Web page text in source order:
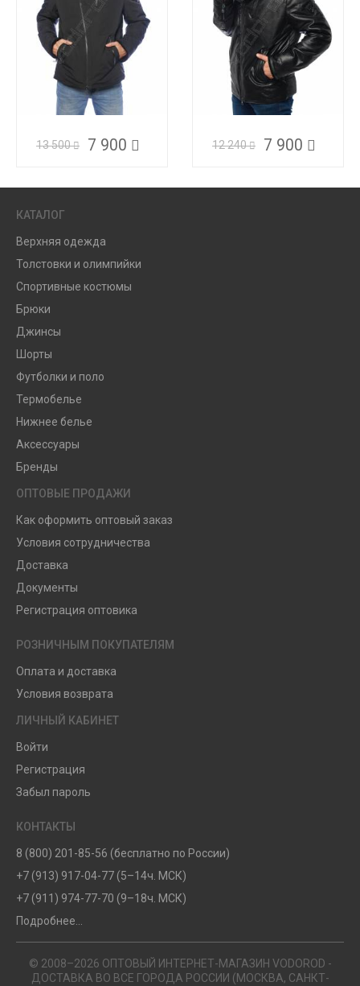
13 500 7 900 12 240 7 900
КАТАЛОГ
Верхняя одежда
Толстовки и олимпийки
Спортивные костюмы
Брюки
Джинсы
Шорты
Футболки и поло
Термобелье
Нижнее белье
Аксессуары
Бренды
ОПТОВЫЕ ПРОДАЖИ
Как оформить оптовый заказ
Условия сотрудничества
Доставка
Документы
Регистрация оптовика
РОЗНИЧНЫМ ПОКУПАТЕЛЯМ
Оплата и доставка
Условия возврата
ЛИЧНЫЙ КАБИНЕТ
Войти
Регистрация
Забыл пароль
КОНТАКТЫ
8 (800) 201-85-56 (бесплатно по России)
+7 (913) 917-04-77 (5–14ч. МСК)
+7 (911) 974-77-70 (9–18ч. МСК)
Подробнее...
© 2008–2026 ОПТОВЫЙ ИНТЕРНЕТ-МАГАЗИН VODOROD -
ДОСТАВКА ВО ВСЕ ГОРОДА РОССИИ (МОСКВА, САНКТ-